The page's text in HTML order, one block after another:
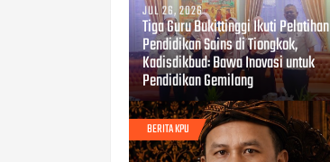
JUL 26, 2026
Tiga Guru Bukittinggi Ikuti Pelatihan
Pendidikan Sains di Tiongkok,
Kadisdikbud: Bawa Inovasi untuk
Pendidikan Gemilang
BERITA KPU